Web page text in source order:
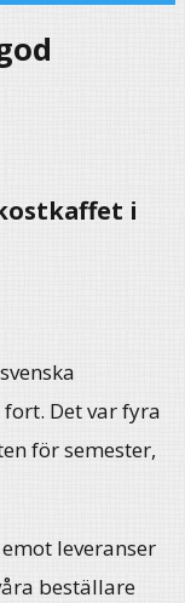
i
Det var fyra
för semester,
leveranser
beställare